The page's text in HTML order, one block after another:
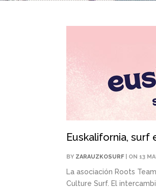
Euskalifornia, surf
BY ZARAUZKOSURF| ON 13
La asociación Roots
Culture Surf. El